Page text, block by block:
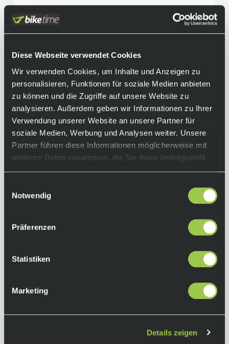
Diese Webseite verwendet Cookies
Wir verwenden Cookies, um Inhalte und Anzeigen zu
personalisieren, Funktionen für soziale Medien anbieten
zu können und die Zugriffe auf unsere Website zu
analysieren. Außerdem geben wir Informationen zu Ihrer
Verwendung unserer Website an unsere Partner für
soziale Medien, Werbung und Analysen weiter. Unsere
Partner führen diese Informationen möglicherweise mit
weiteren Daten zusammen, die Sie ihnen bereitgestellt
haben oder die sie im Rahmen Ihrer Nutzung der Dienste
Notwendig
Präferenzen
Statistiken
Marketing
Details zeigen
Maximale Integration für maximale
Performance: Die neue Pinarello Most Italon
Ultra Radcomputerhalterung aus
geschmiedetem Aluminium ergänzt den Talon
Garmin und Wahoo und ermöglicht zusätzlich
die Montage eines Scheinwerfers oder einer
Kamera – für brillante Sicht oder
atemberaubende Onboard-Aufnahmen.
Equipment
Funktionalität:
• passend für den Most Talon Ultra Lenker
• ermöglicht zusätzlich die Montage eines
Farbe:
Material: